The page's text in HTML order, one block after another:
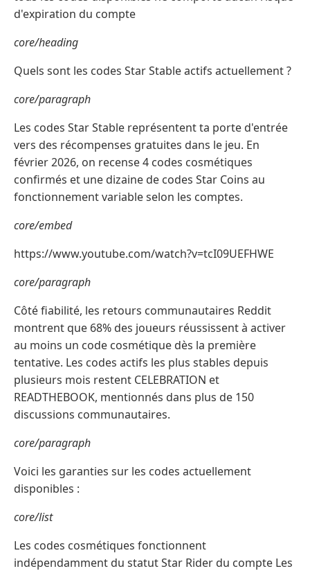
d'expiration du compte
core/heading
Quels sont les codes Star Stable actifs actuellement ?
core/paragraph
Les codes Star Stable représentent ta porte d'entrée
vers des récompenses gratuites dans le jeu. En
février 2026, on recense 4 codes cosmétiques
confirmés et une dizaine de codes Star Coins au
fonctionnement variable selon les comptes.
core/embed
https://www.youtube.com/watch?v=tcI09UEFHWE
core/paragraph
Côté fiabilité, les retours communautaires Reddit
montrent que 68% des joueurs réussissent à activer
au moins un code cosmétique dès la première
tentative. Les codes actifs les plus stables depuis
plusieurs mois restent CELEBRATION et
READTHEBOOK, mentionnés dans plus de 150
discussions communautaires.
core/paragraph
Voici les garanties sur les codes actuellement
disponibles :
core/list
Les codes cosmétiques fonctionnent
indépendamment du statut Star Rider du compte Les